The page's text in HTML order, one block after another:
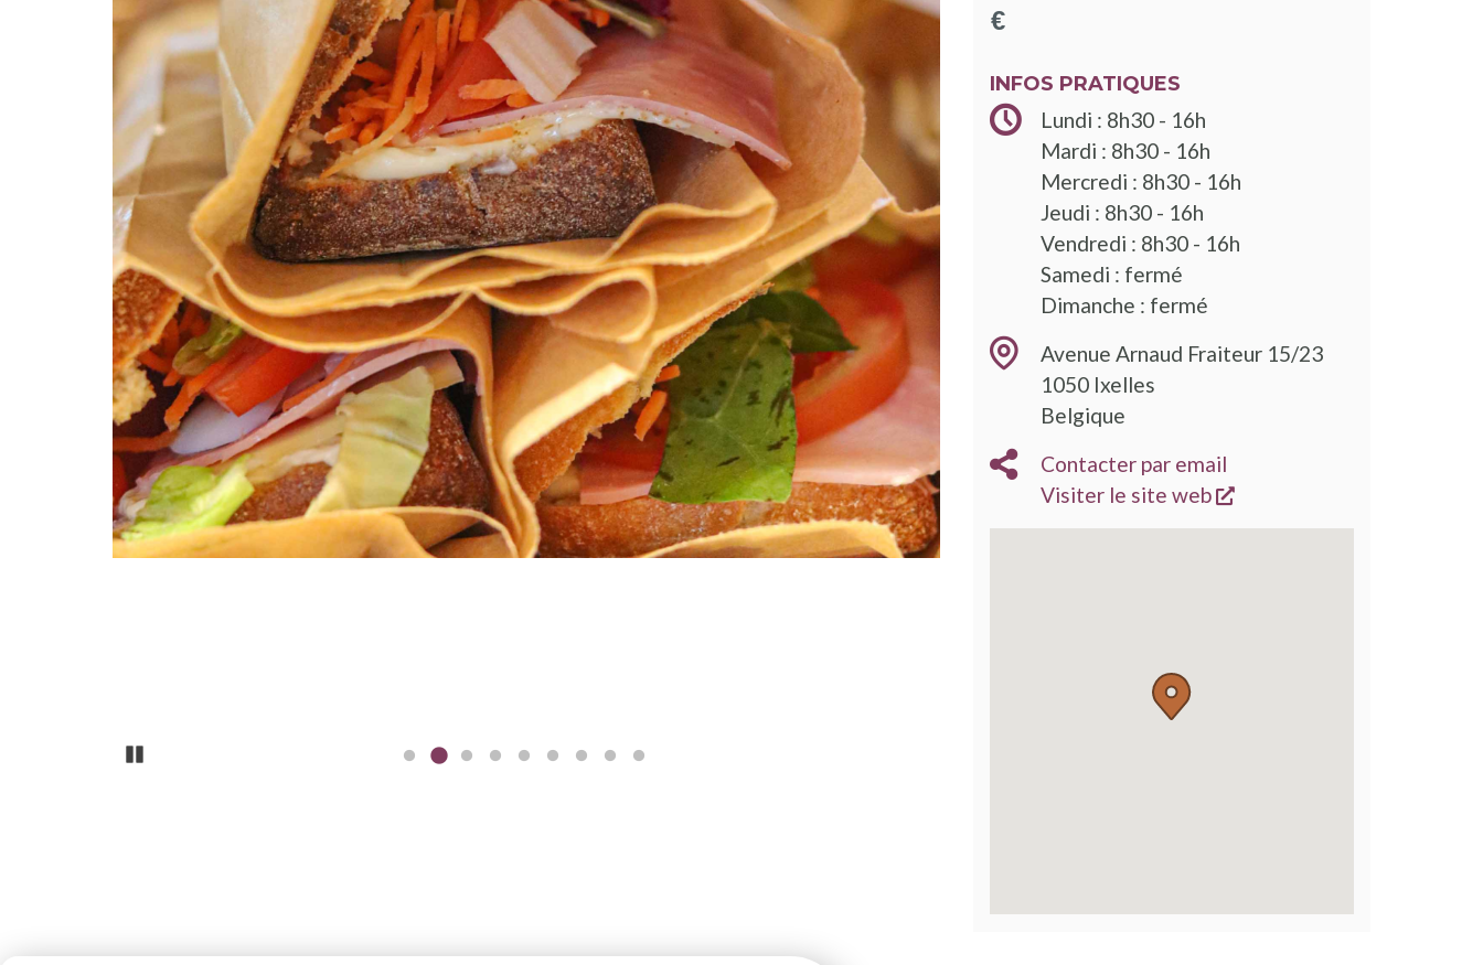
INFOS PRATIQUES
Lundi : 8h30 - 16h
Mardi : 8h30 - 16h
Mercredi : 8h30 - 16h
Jeudi : 8h30 - 16h
Vendredi : 8h30 - 16h
Samedi : fermé
Dimanche : fermé
Avenue Arnaud Fraiteur 15/23
1050 Ixelles
Belgique
Contacter par email
Visiter le site web
s'ouvre dans une